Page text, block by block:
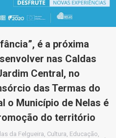
é a próxima
nas Caldas
Central, no
das Termas do
o Município de Nelas é
do território
da Felgueira, Cultura, Educação,